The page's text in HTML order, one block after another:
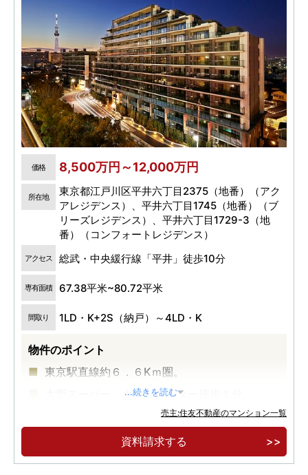
価格 8,500万円～12,000万円
所在地
東京都江戸川区平井六丁目2375（地番）（アク
アレジデンス）、平井六丁目1745（地番）（ブ
リーズレジデンス）、平井六丁目1729-3（地
番）（コンフォートレジデンス）
アクセス 総武・中央緩行線「平井」徒歩10分
専有面積 67.38平米~80.72平米
間取り 1LD・K+2S（納戸）～4LD・K
物件のポイント
東京駅直線約６．６Kｍ圏。
大型スーパー、ホームセンター徒歩１分。
全３１９邸、オール平置き駐車場。
...続きを読む
売主:住友不動産のマンション一覧
資料請求する